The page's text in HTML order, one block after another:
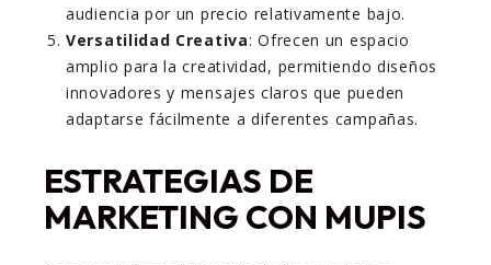
audiencia por un precio relativamente bajo.
Versatilidad Creativa: Ofrecen un espacio
amplio para la creatividad, permitiendo diseños
innovadores y mensajes claros que pueden
adaptarse fácilmente a diferentes campañas.
ESTRATEGIAS DE
MARKETING CON MUPIS